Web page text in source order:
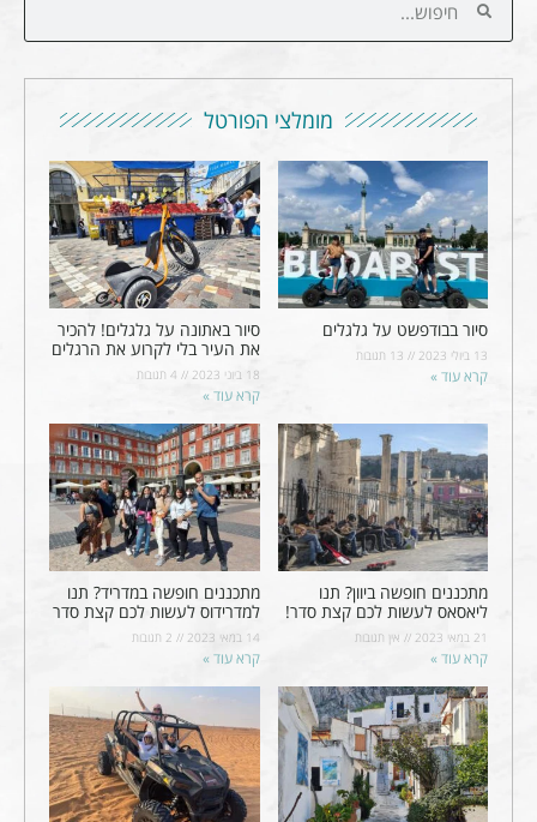
מומלצי הפורטל
סיור בבודפשט על גלגלים
13 ביולי 2023
קרא עוד »
סיור באתונה על גלגלים! להכיר
את העיר בלי לקרוע את הרגלים
18 ביוני 2023 4 תגובות
קרא עוד »
מתכננים חופשה ביוון? תנו
ליאסאס לעשות לכם קצת סדר!
אין תגובות
קרא עוד »
מתכננים חופשה במדריד? תנו
למדרידוס לעשות לכם קצת סדר
14 במאי 2023
קרא עוד »